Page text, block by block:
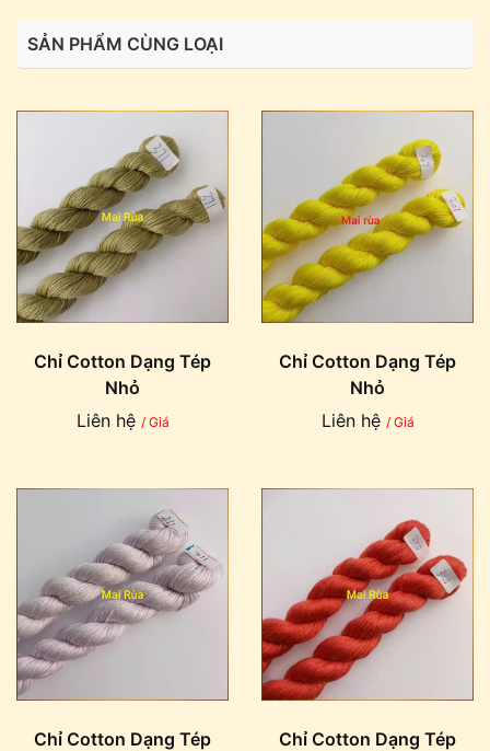
SẢN PHẨM CÙNG LOẠI
Chỉ Cotton Dạng Tép
Nhỏ
Liên hệ / Giá
Chỉ Cotton Dạng Tép
Nhỏ
Liên hệ / Giá
Chỉ Cotton Dạng Tép
Chỉ Cotton Dạng Tép